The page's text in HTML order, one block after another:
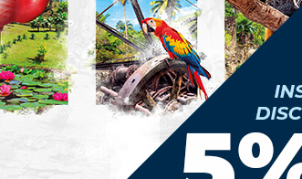
Dimanche 22 septembre -9h30 à 16h30
– 28 rue des Soupirs – Schoelcher
conques de lambi (Sam. 9h30-11h30)
(Dim. 9h30-11h30)
(Sam. & Dim. 14h30-16h30)
le patrimoine amérindien de la